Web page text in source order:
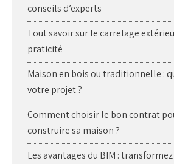
conseils d’experts
Tout savoir sur le carrelage
praticité
Maison en bois ou traditionnelle :
votre projet ?
Comment choisir le bon contrat
construire sa maison ?
Les avantages du BIM :